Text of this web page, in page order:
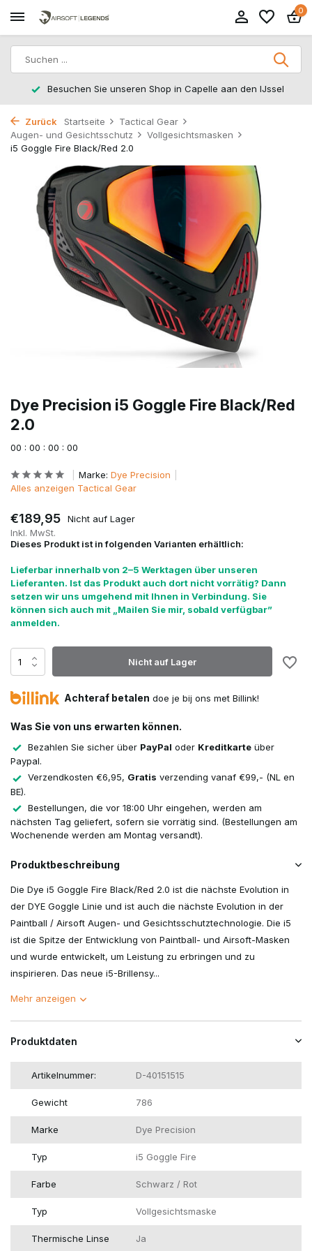
0
Rücksendungen innerhalb von 14 Arbeitstagen
Zurück Startseite
Tactical Gear
Augen- und Gesichtsschutz
Vollgesichtsmasken
i5 Goggle Fire Black/Red 2.0
Dye Precision i5 Goggle Fire Black/Red
2.0
00 : 00 : 00 : 00
Marke: Dye Precision
Alles anzeigen Tactical Gear
€189,95
Nicht auf Lager
Inkl. MwSt.
Dieses Produkt ist in folgenden Varianten erhältlich:
Lieferbar innerhalb von 2–5 Werktagen über unseren
Lieferanten. Ist das Produkt auch dort nicht vorrätig? Dann
setzen wir uns umgehend mit Ihnen in Verbindung. Sie
können sich auch mit „Mailen Sie mir, sobald verfügbar”
anmelden.
Nicht auf Lager
Achteraf betalen doe je bij ons met Billink!
Was Sie von uns erwarten können.
Bezahlen Sie sicher über PayPal oder Kreditkarte über
Paypal.
Verzendkosten €6,95, Gratis verzending vanaf €99,- (NL en
BE).
Bestellungen, die vor 18:00 Uhr eingehen, werden am
nächsten Tag geliefert, sofern sie vorrätig sind. (Bestellungen am
Wochenende werden am Montag versandt).
Produktbeschreibung
Die Dye i5 Goggle Fire Black/Red 2.0 ist die nächste Evolution in
der DYE Goggle Linie und ist auch die nächste Evolution in der
Paintball / Airsoft Augen- und Gesichtsschutztechnologie. Die i5
ist die Spitze der Entwicklung von Paintball- und Airsoft-Masken
und wurde entwickelt, um Leistung zu erbringen und zu
inspirieren. Das neue i5-Brillensy...
Mehr anzeigen
Produktdaten
Artikelnummer: D-40151515
Gewicht 786
Marke Dye Precision
Typ i5 Goggle Fire
Farbe Schwarz / Rot
Typ Vollgesichtsmaske
Thermische Linse Ja